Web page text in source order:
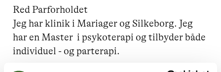
Red Parforholdet
Jeg har klinik i Mariager og Silkeborg. Jeg
har en Master  i psykoterapi og tilbyder både
individuel - og parterapi.